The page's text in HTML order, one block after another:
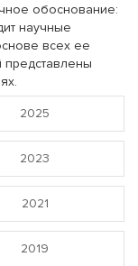
обоснование:
научные
всех ее
представлены
2025
2023
2021
2019